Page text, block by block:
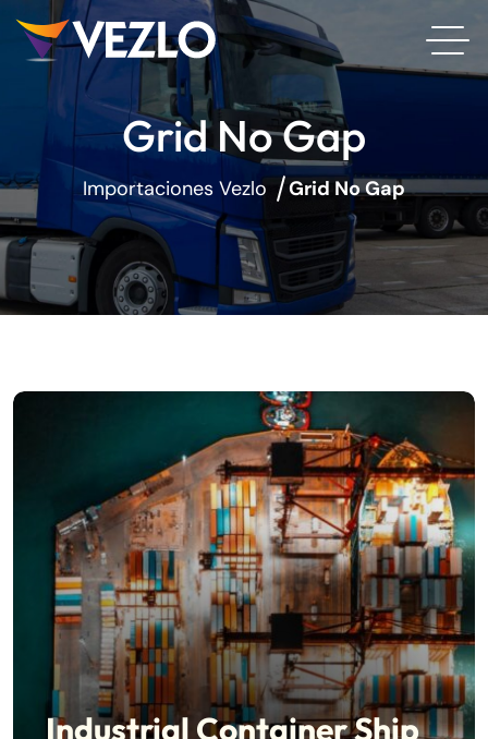
Grid No Gap
Importaciones Vezlo Grid No Gap
Industrial Container Ship